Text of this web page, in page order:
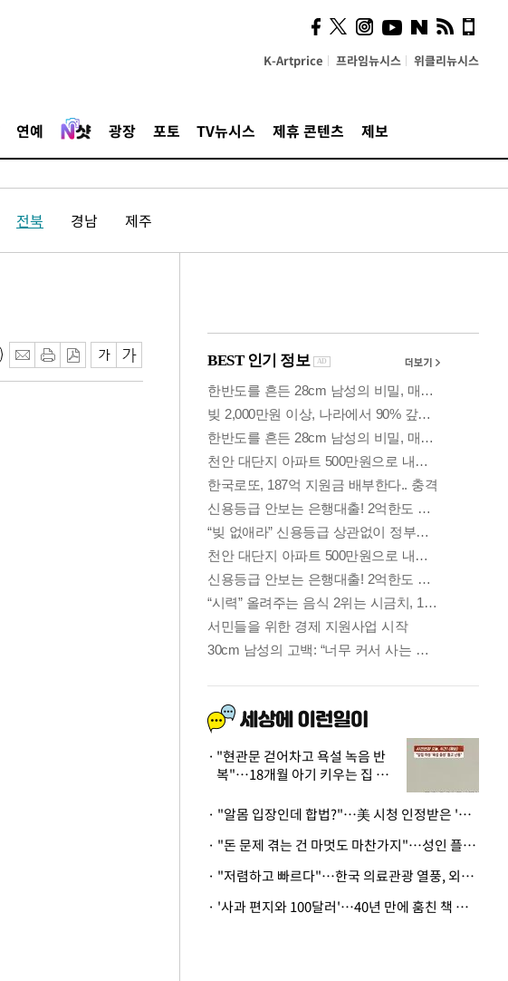
K-Artprice 프라임뉴시스 위클리뉴시스
연예 광장 포토 TV뉴시스 제휴 콘텐츠 제보
전북 경남 제주
의견, 국토부·LH에 충실히
전달할 것"
"현관문 걷어차고 욕설 녹음 반
복"…18개월 아기 키우는 집 뒤
· "알몸 입장인데 합법?"…美 시청 인정받은 '누드' 레스토랑 화제
· "돈 문제 겪는 건 마멋도 마찬가지"…성인 플랫폼에 등장한 뜻밖의 스타
· "저렴하고 빠르다"…한국 의료관광 열풍, 외신도 주목
· '사과 편지와 100달러'…40년 만에 훔친 책 돌려준 美 절도범